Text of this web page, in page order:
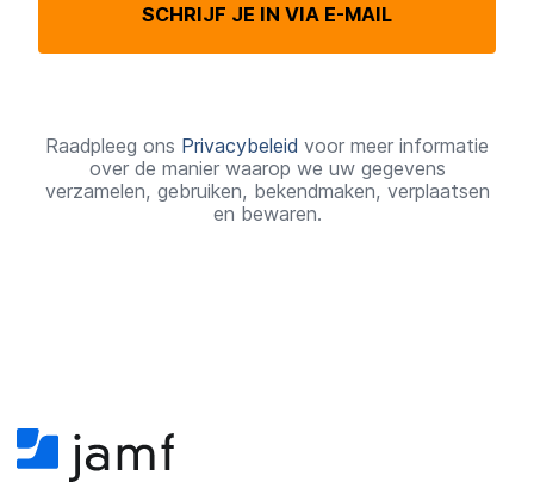
e
t
SCHRIJF JE IN VIA E-MAIL
Raadpleeg ons Privacybeleid voor meer informatie
over de manier waarop we uw gegevens
verzamelen, gebruiken, bekendmaken, verplaatsen
en bewaren.